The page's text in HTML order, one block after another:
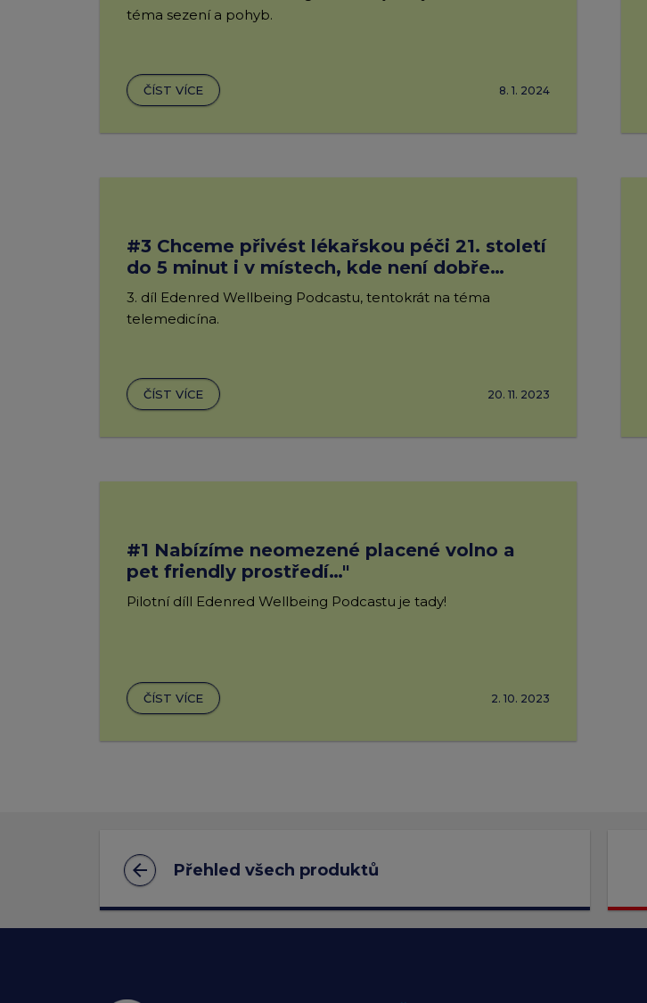
téma sezení a pohyb.
ČÍST VÍCE 8. 1. 2024
#3 Chceme přivést lékařskou péči 21. století
do 5 minut i v místech, kde není dobře
dostupná
3. díl Edenred Wellbeing Podcastu, tentokrát na téma
telemedicína.
ČÍST VÍCE 20. 11. 2023
#1 Nabízíme neomezené placené volno a
pet friendly prostředí…"
Pilotní díll Edenred Wellbeing Podcastu je tady!
ČÍST VÍCE 2. 10. 2023
arrow_back Přehled všech produktů